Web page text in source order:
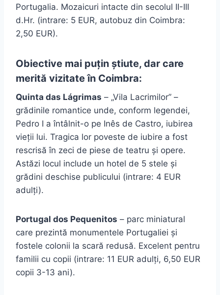
Portugalia. Mozaicuri intacte din secolul II-III
d.Hr. (intrare: 5 EUR, autobuz din Coimbra:
2,50 EUR).
Obiective mai puțin știute, dar care
merită vizitate în Coimbra:
Quinta das Lágrimas – „Vila Lacrimilor” –
grădinile romantice unde, conform legendei,
Pedro I a întâlnit-o pe Inês de Castro, iubirea
vieții lui. Tragica lor poveste de iubire a fost
rescrisă în zeci de piese de teatru și opere.
Astăzi locul include un hotel de 5 stele și
grădini deschise publicului (intrare: 4 EUR
adulți).
Portugal dos Pequenitos – parc miniatural
care prezintă monumentele Portugaliei și
fostele colonii la scară redusă. Excelent pentru
familii cu copii (intrare: 11 EUR adulți, 6,50 EUR
copii 3-13 ani).